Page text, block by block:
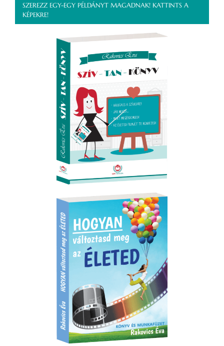
SZEREZZ EGY-EGY PÉLDÁNYT MAGADNAK! KATTINTS A
KÉPEKRE!